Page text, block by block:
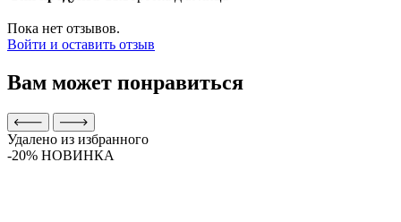
Пока нет отзывов.
Войти и оставить отзыв
Вам может понравиться
Удалено из избранного
-20% НОВИНКА